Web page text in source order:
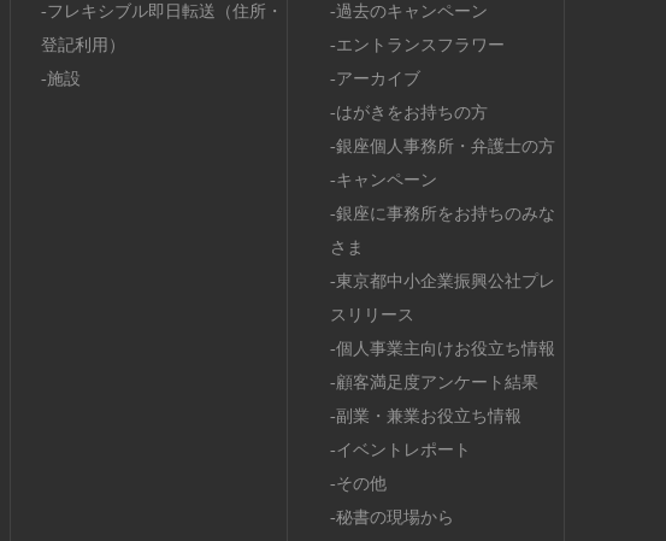
フレキシブル即日転送（住所・
登記利用）
施設
過去のキャンペーン
エントランスフラワー
アーカイブ
はがきをお持ちの方
銀座個人事務所・弁護士の方
キャンペーン
銀座に事務所をお持ちのみな
さま
東京都中小企業振興公社プレ
スリリース
個人事業主向けお役立ち情報
顧客満足度アンケート結果
副業・兼業お役立ち情報
イベントレポート
その他
秘書の現場から